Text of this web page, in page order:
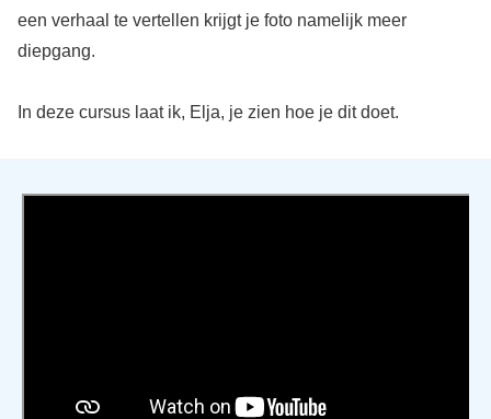
een verhaal te vertellen krijgt je foto namelijk meer
diepgang.
In deze cursus laat ik, Elja, je zien hoe je dit doet.